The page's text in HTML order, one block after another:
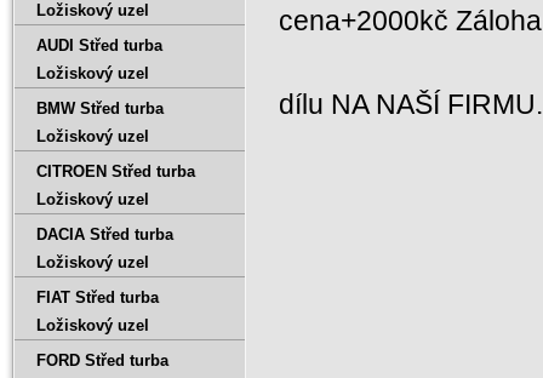
cena+2000kč
dílu NA NAŠÍ
Ložiskový uzel
AUDI Střed turba
Ložiskový uzel
BMW Střed turba
Ložiskový uzel
CITROEN Střed turba
Ložiskový uzel
DACIA Střed turba
Ložiskový uzel
FIAT Střed turba
Ložiskový uzel
FORD Střed turba